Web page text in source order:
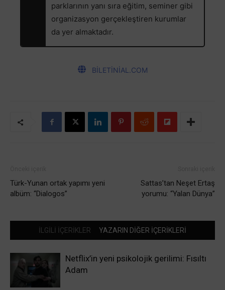
parklarının yanı sıra eğitim, seminer gibi
organizasyon gerçekleştiren kurumlar
da yer almaktadır.
BİLETİNİAL.COM
Türk-Yunan ortak yapımı yeni
albüm: “Dialogos”
Sattas’tan Neşet Ertaş
yorumu: “Yalan Dünya”
İLGİLİ İÇERİKLER YAZARIN DİĞER İÇERİKLERİ
Netflix’in yeni psikolojik gerilimi: Fısıltı
Adam